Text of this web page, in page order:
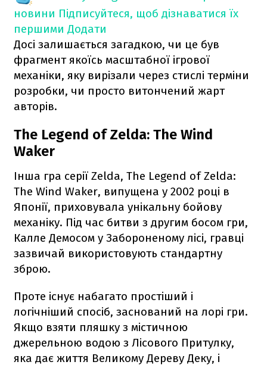
новини Підписуйтеся, щоб дізнаватися їх
першими Додати
Досі залишається загадкою, чи це був
фрагмент якоїсь масштабної ігрової
механіки, яку вирізали через стислі терміни
розробки, чи просто витончений жарт
авторів.
The Legend of Zelda: The Wind
Waker
Інша гра серії Zelda, The Legend of Zelda:
The Wind Waker, випущена у 2002 році в
Японії, приховувала унікальну бойову
механіку. Під час битви з другим босом гри,
Калле Демосом у Забороненому лісі, гравці
зазвичай використовують стандартну
зброю.
Проте існує набагато простіший і
логічніший спосіб, заснований на лорі гри.
Якщо взяти пляшку з містичною
джерельною водою з Лісового Притулку,
яка дає життя Великому Дереву Деку, і